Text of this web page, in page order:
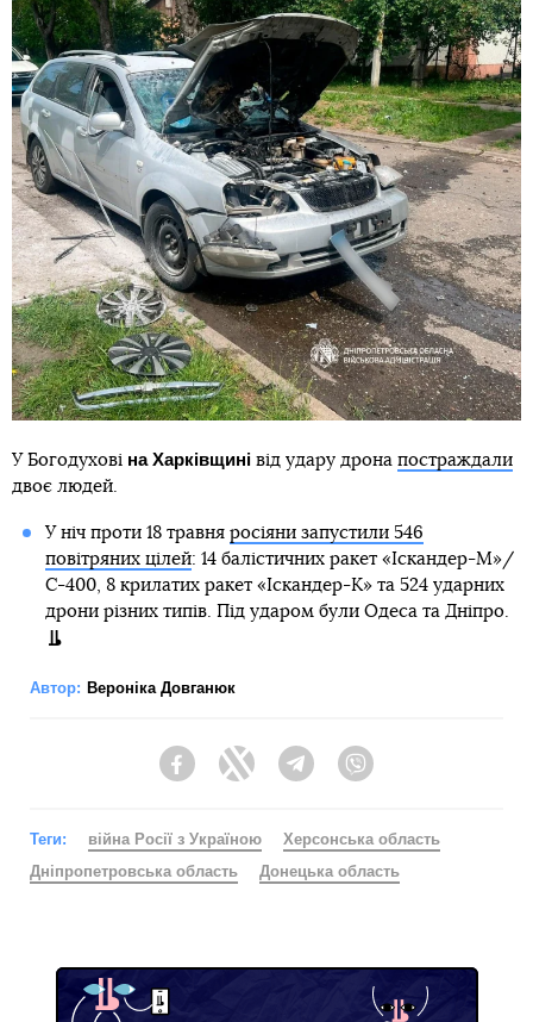
У Богодухові на Харківщині від удару дрона постраждали
двоє людей.
У ніч проти 18 травня росіяни запустили 546
повітряних цілей: 14 балістичних ракет «Іскандер-М»/
С-400, 8 крилатих ракет «Іскандер-К» та 524 ударних
дрони різних типів. Під ударом були Одеса та Дніпро.
Автор: Вероніка Довганюк
FacebookTwitter Telegram
Теги: війна Росії з Україною
Херсонська область
Дніпропетровська область
Донецька область